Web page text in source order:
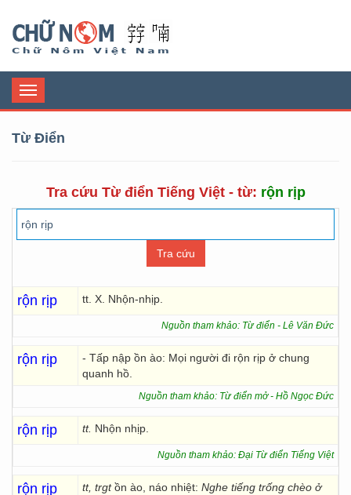
Toggle
navigation
Từ Điển
Tra cứu Từ điển Tiếng Việt - từ: rộn rịp
rộn rịp tt. X. Nhộn-nhịp.
Nguồn tham khảo: Từ điển - Lê Văn Đức
rộn rịp
- Tấp nập ồn ào: Mọi người đi rộn rịp ở chung
quanh hồ.
Nguồn tham khảo: Từ điển mở - Hồ Ngọc Đức
rộn rịp tt. Nhộn nhịp.
Nguồn tham khảo: Đại Từ điển Tiếng Việt
rộn rịp tt, trgtồn ào, náo nhiệt: Nghe tiếng trống chèo ở